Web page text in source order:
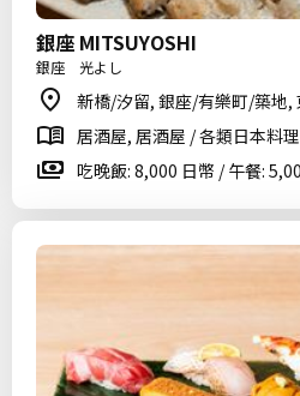
銀座 MITSUYOSHI
銀座 光よし
新橋/汐留, 銀座/有樂町/築地,
居酒屋, 居酒屋 / 各類日本料
吃晚飯: 8,000 日幣 / 午餐: